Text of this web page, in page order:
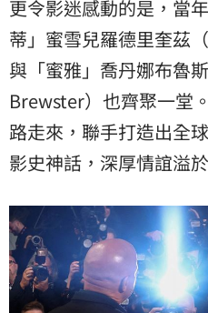
更令影迷感動的是，當
蒂」蜜雪兒羅德里奎茲
與「蜜雅」喬丹娜布魯
Brewster）也齊聚一堂
路走來，聯手打造出全
影史神話，深厚情誼溢